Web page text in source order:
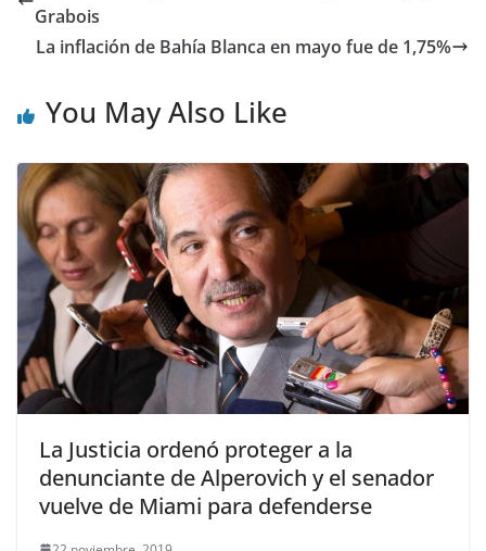
Grabois
La inflación de Bahía Blanca en mayo fue de 1,75%
You May Also Like
La Justicia ordenó proteger a la
denunciante de Alperovich y el senador
vuelve de Miami para defenderse